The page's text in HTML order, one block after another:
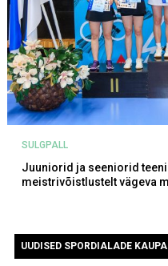
SULGPALL
Juuniorid ja seeniorid
meistrivõistlustelt vägeva
UUDISED SPORDIALADE KAUPA